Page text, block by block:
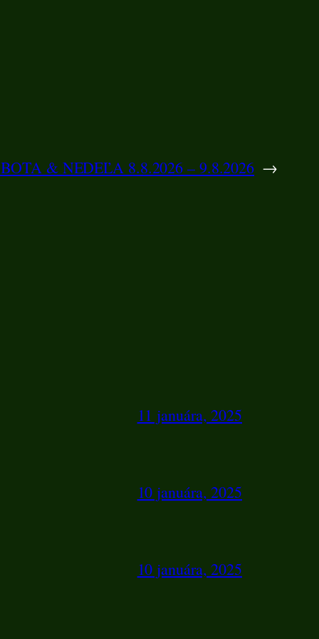
& NEDEĽA 8.8.2026 – 9.8.2026 →
11 januára, 2025
10 januára, 2025
10 januára, 2025